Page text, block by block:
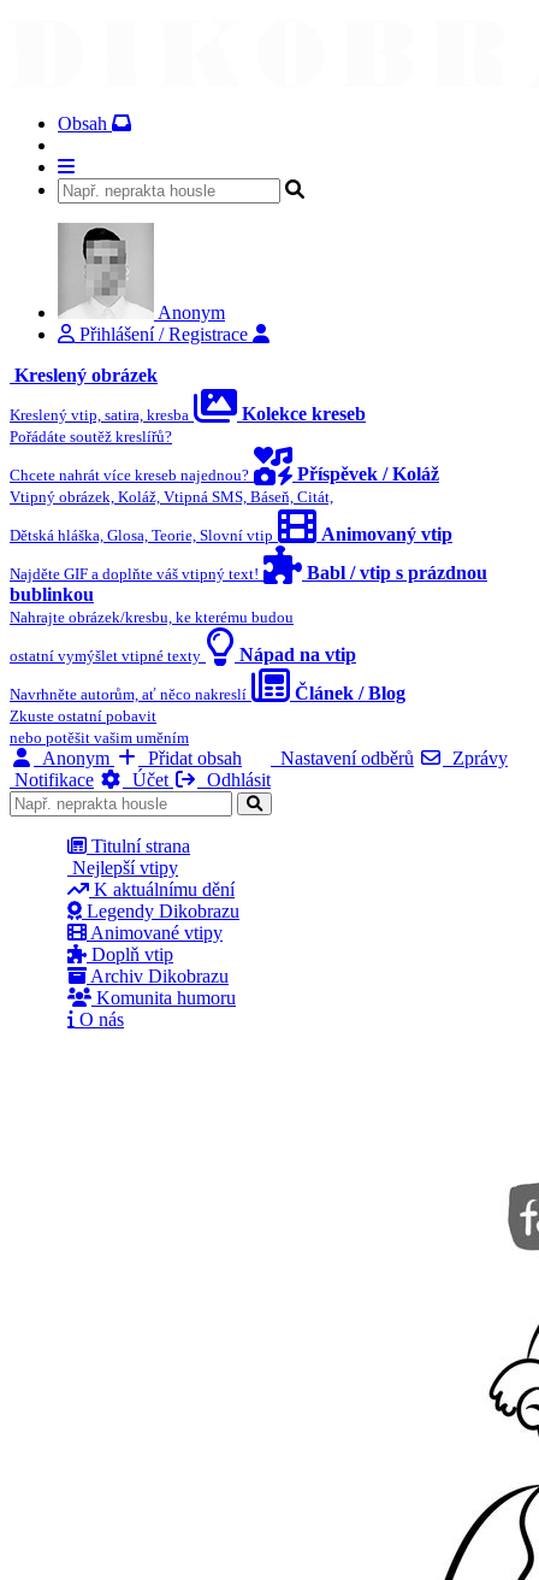
Obsah
Anonym
Přihlášení / Registrace
Kreslený obrázek
Kreslený vtip, satira, kresba Kolekce kreseb
Pořádáte soutěž kreslířů?
Chcete nahrát více kreseb najednou? Příspěvek / Koláž
Vtipný obrázek, Koláž, Vtipná SMS, Báseň, Citát,
Dětská hláška, Glosa, Teorie, Slovní vtip Animovaný vtip
Najděte GIF a doplňte váš vtipný text!
Babl / vtip s prázdnou
bublinkou
Nahrajte obrázek/kresbu, ke kterému budou
ostatní vymýšlet vtipné texty Nápad na vtip
Navrhněte autorům, ať něco nakreslí Článek / Blog
Zkuste ostatní pobavit
nebo potěšit vašim uměním
Anonym Přidat obsah Nastavení odběrů
Zprávy
Notifikace
Účet Odhlásit
Titulní strana
Nejlepší vtipy
K aktuálnímu dění
Legendy Dikobrazu
Animované vtipy
Doplň vtip
Archiv Dikobrazu
Komunita humoru
O nás